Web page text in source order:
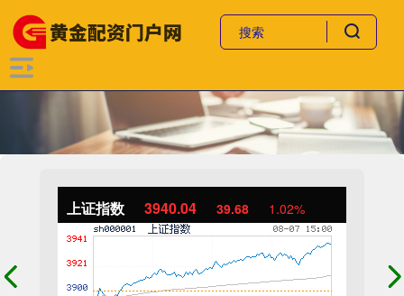
上证指数 3940.04 39.68 1.02%